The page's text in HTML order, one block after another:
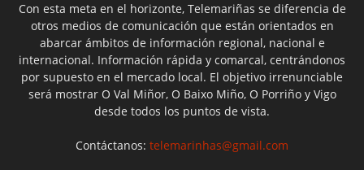
Con esta meta en el horizonte, Telemariñas se diferencia de
otros medios de comunicación que están orientados en
abarcar ámbitos de información regional, nacional e
internacional. Información rápida y comarcal, centrándonos
por supuesto en el mercado local. El objetivo irrenunciable
será mostrar O Val Miñor, O Baixo Miño, O Porriño y Vigo
desde todos los puntos de vista.
Contáctanos: telemarinhas@gmail.com